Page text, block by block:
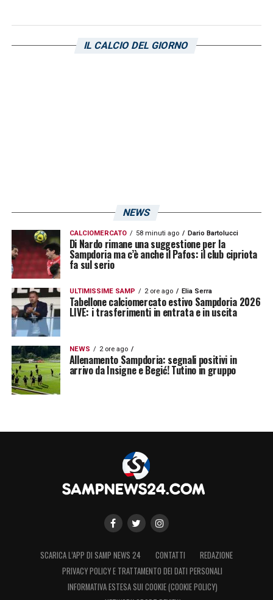
IL CALCIO DEL GIORNO
NEWS
CALCIOMERCATO 58 minuti ago Dario Bartolucci
Di Nardo rimane una suggestione per la
Sampdoria ma c’è anche il Pafos: il club cipriota
fa sul serio
ULTIMISSIME SAMP 2 ore ago Elia Serra
Tabellone calciomercato estivo Sampdoria 2026
LIVE: i trasferimenti in entrata e in uscita
NEWS 2 ore ago
Allenamento Sampdoria: segnali positivi in
arrivo da Insigne e Begić! Tutino in gruppo
SCARICA L’APP DI SAMP NEWS 24 CONTATTI
REDAZIONE
PRIVACY POLICY E TRATTAMENTO DEI DATI PERSONALI
INFORMATIVA ESTESA SUI COOKIE (COOKIE POLICY)